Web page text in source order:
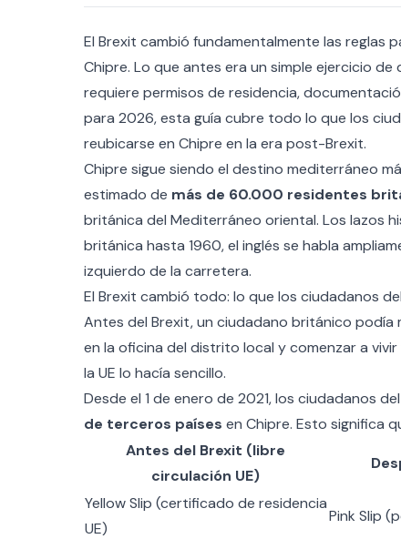
El Brexit cambió fundamentalmente las reglas
Chipre. Lo que antes era un simple ejercicio
requiere permisos de residencia,
para 2026, esta guía cubre todo lo que los
reubicarse en Chipre en la era post-Brexit.
Chipre sigue siendo el destino mediterráneo
estimado de más de 60.000 residentes
británica del Mediterráneo oriental. Los lazos
británica hasta 1960, el inglés se habla
izquierdo de la carretera.
El Brexit cambió todo: lo que los ciudadanos
Antes del Brexit, un ciudadano británico podía
en la oficina del distrito local y comenzar a
la UE lo hacía sencillo.
Desde el 1 de enero de 2021, los ciudadanos
de terceros países en Chipre. Esto significa
Antes del Brexit (libre
circulación UE)
Yellow Slip (certificado de residencia
UE)
Pink Slip